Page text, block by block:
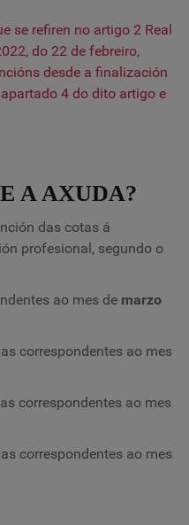
se refiren no artigo 2 Real
do 22 de febreiro,
desde a finalización
4 do dito artigo e
A AXUDA?
das cotas á
profesional, segundo o
ao mes de marzo
correspondentes ao mes
correspondentes ao mes
correspondentes ao mes